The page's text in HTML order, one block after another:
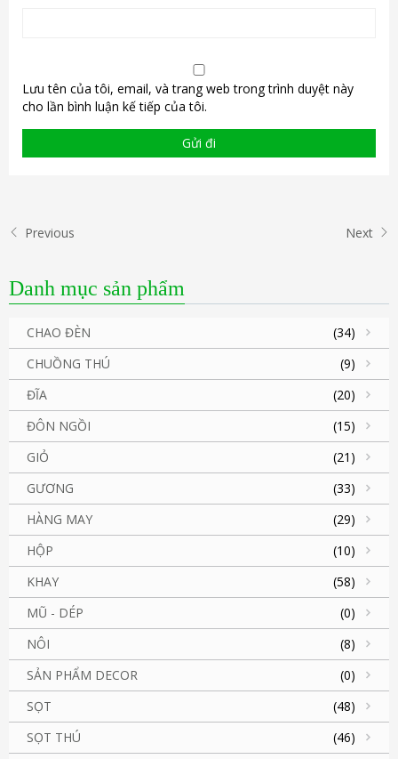
Lưu tên của tôi, email, và trang web trong trình duyệt này
cho lần bình luận kế tiếp của tôi.
Previous Next
Danh mục sản phẩm
CHAO ĐÈN
(34)
CHUỒNG THÚ
(9)
ĐĨA
(20)
ĐÔN NGỒI
(15)
GIỎ
(21)
GƯƠNG
(33)
HÀNG MAY
(29)
HỘP
(10)
KHAY
(58)
MŨ - DÉP
(0)
NÔI
(8)
SẢN PHẨM DECOR
(0)
SỌT
(48)
SỌT THÚ
(46)